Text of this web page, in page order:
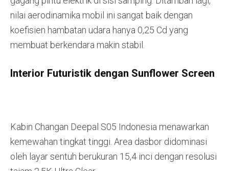
nilai aerodinamika mobil ini sangat baik dengan
koefisien hambatan udara hanya 0,25 Cd yang
membuat berkendara makin stabil.
Interior Futuristik dengan Sunflower Screen
Kabin Changan Deepal S05 Indonesia menawarkan
kemewahan tingkat tinggi. Area dasbor didominasi
oleh layar sentuh berukuran 15,4 inci dengan resolusi